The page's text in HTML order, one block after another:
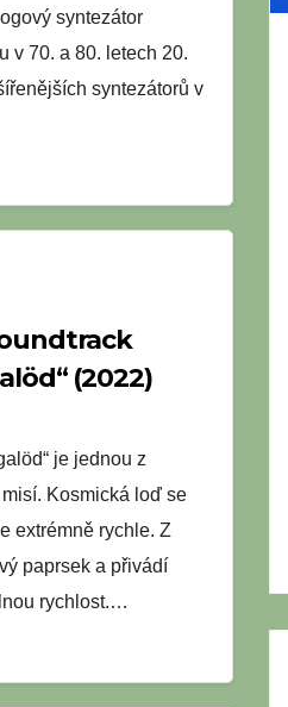
syntezátor
v 70. a 80. letech 20.
syntezátorů v
(2022)
je jednou z
Kosmická loď se
extrémně rychle. Z
paprsek a přivádí
rychlost.…